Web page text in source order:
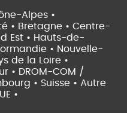
Alpes •
• Bretagne • Centre-
Est • Hauts-de-
• Nouvelle-
de la Loire •
• DROM-COM /
• Suisse • Autre
•